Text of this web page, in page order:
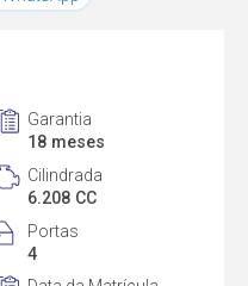
Garantia
18 meses
Cilindrada
6.208 CC
Portas
4